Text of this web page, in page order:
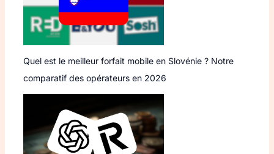
Quel est le meilleur forfait mobile en Slovénie ? Notre
comparatif des opérateurs en 2026